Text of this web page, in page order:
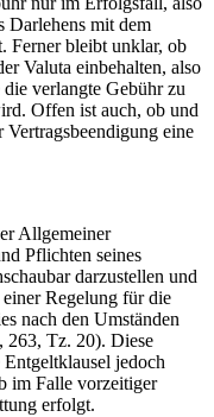
Darlehens mit dem
Ferner bleibt unklar, ob
Valuta einbehalten, also
verlangte Gebühr zu
Offen ist auch, ob und
eine
Allgemeiner
Pflichten seines
darzustellen und
Regelung für die
nach den Umständen
263, Tz. 20). Diese
jedoch
im Falle vorzeitiger
erfolgt.